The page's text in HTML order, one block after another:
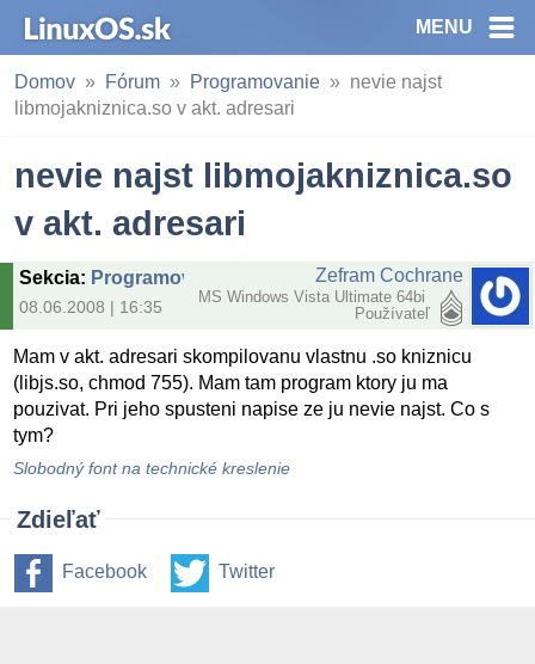
MENU
Domov Fórum Programovanie
nevie najst
libmojakniznica.so v akt. adresari
nevie najst libmojakniznica.so
v akt. adresari
Sekcia: Programovanie
08.06.2008 | 16:35
Zefram Cochrane
MS Windows Vista Ultimate 64bi
Používateľ
Mam v akt. adresari skompilovanu vlastnu .so kniznicu
(libjs.so, chmod 755). Mam tam program ktory ju ma
pouzivat. Pri jeho spusteni napise ze ju nevie najst. Co s
tym?
Slobodný font na technické kreslenie
Zdieľať
Facebook Twitter